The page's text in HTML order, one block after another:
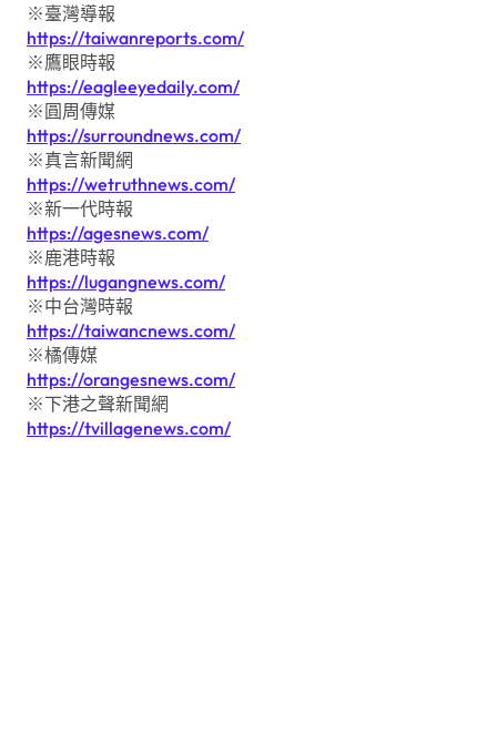
※臺灣導報
https://taiwanreports.com/
※鷹眼時報
https://eagleeyedaily.com/
※圓周傳媒
https://surroundnews.com/
※真言新聞網
https://wetruthnews.com/
※新一代時報
https://agesnews.com/
※鹿港時報
https://lugangnews.com/
※中台灣時報
https://taiwancnews.com/
※橘傳媒
https://orangesnews.com/
※下港之聲新聞網
https://tvillagenews.com/